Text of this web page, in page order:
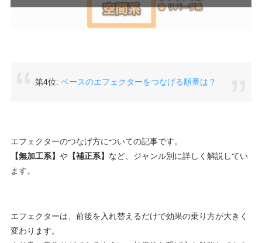
第4位: ベースのエフェクターをつなげる順番は？
エフェクターのつなげ方についての記事です。
【無加工系】 や【補正系】 など、ジャンル別に詳しく解説してい
ます。
エフェクターは、前後を入れ替えるだけで効果の乗り方が大きく
変わります。